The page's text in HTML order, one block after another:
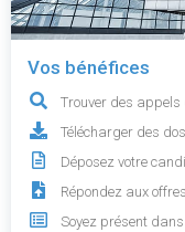
Vos bénéfices
Trouver des appels
Télécharger des
Déposez votre
Répondez aux
Soyez présent